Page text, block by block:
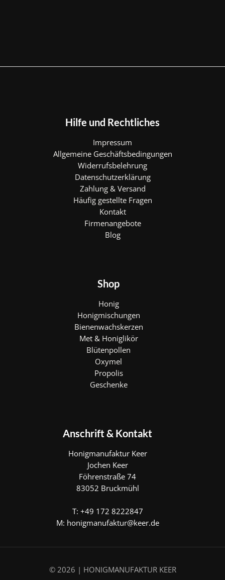
Hilfe und Rechtliches
Impressum
Allgemeine Geschäftsbedingungen
Widerrufsbelehrung
Datenschutzerklärung
Zahlung & Versand
Häufig gestellte Fragen
Kontakt
Firmenangebote
Blog
Shop
Honig
Honigmischungen
Bienenwachskerzen
Met & Honiglikör
Blütenpollen
Oxymel
Propolis
Geschenke
Anschrift & Kontakt
Honigmanufaktur Keer
Jochen Keer
Föhrenstraße 74
83052 Bruckmühl
T: +49 172 8222847
M: honigmanufaktur@keer.de
© 2026 | HONIGMANUFAKTUR KEER